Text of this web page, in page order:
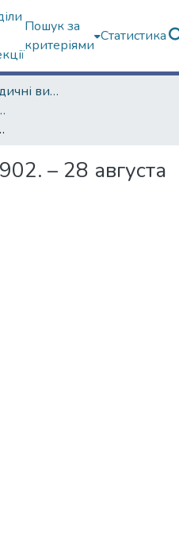
Пошук за
критеріями
Статистика
Харківські періодичні видання
гг.)
(№ 7477)
– 28 августа